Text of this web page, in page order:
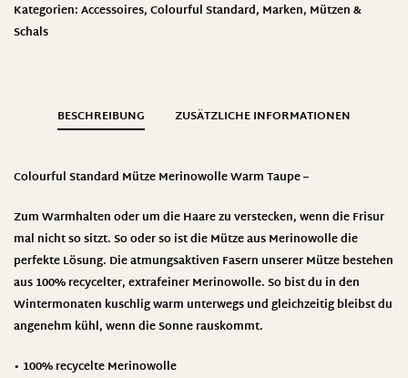
Kategorien:Accessoires,Colourful Standard, Marken, Mützen &
Schals
BESCHREIBUNG ZUSÄTZLICHE INFORMATIONEN
Colourful Standard Mütze Merinowolle Warm Taupe –
Zum Warmhalten oder um die Haare zu verstecken, wenn die Frisur
mal nicht so sitzt. So oder so ist die Mütze aus Merinowolle die
perfekte Lösung. Die atmungsaktiven Fasern unserer Mütze bestehen
aus 100% recycelter, extrafeiner Merinowolle. So bist du in den
Wintermonaten kuschlig warm unterwegs und gleichzeitig bleibst du
angenehm kühl, wenn die Sonne rauskommt.
• 100% recycelte Merinowolle